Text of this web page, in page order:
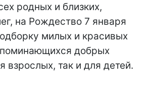
родных и близких,
на Рождество 7 января
милых и красивых
добрых
взрослых, так и для детей.